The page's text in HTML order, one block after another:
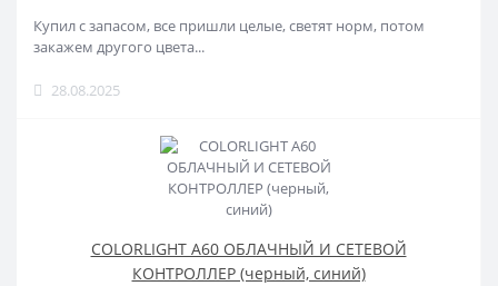
Купил с запасом, все пришли целые, светят норм, потом
закажем другого цвета...
28.08.2025
COLORLIGHT A60 ОБЛАЧНЫЙ И СЕТЕВОЙ
КОНТРОЛЛЕР (черный, синий)